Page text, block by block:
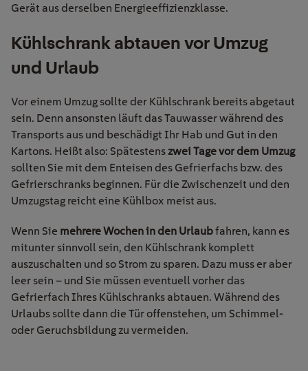
Gerät aus derselben Energieeffizienzklasse.
Kühlschrank abtauen vor Umzug
und Urlaub
Vor einem Umzug sollte der Kühlschrank bereits abgetaut
sein. Denn ansonsten läuft das Tauwasser während des
Transports aus und beschädigt Ihr Hab und Gut in den
Kartons. Heißt also: Spätestens zwei Tage vor dem Umzug
sollten Sie mit dem Enteisen des Gefrierfachs bzw. des
Gefrierschranks beginnen. Für die Zwischenzeit und den
Umzugstag reicht eine Kühlbox meist aus.
Wenn Sie mehrere Wochen in den Urlaubfahren, kann es
mitunter sinnvoll sein, den Kühlschrank komplett
auszuschalten und so Strom zu sparen. Dazu muss er aber
leer sein – und Sie müssen eventuell vorher das
Gefrierfach Ihres Kühlschranks abtauen. Während des
Urlaubs sollte dann die Tür offenstehen, um Schimmel-
oder Geruchsbildung zu vermeiden.